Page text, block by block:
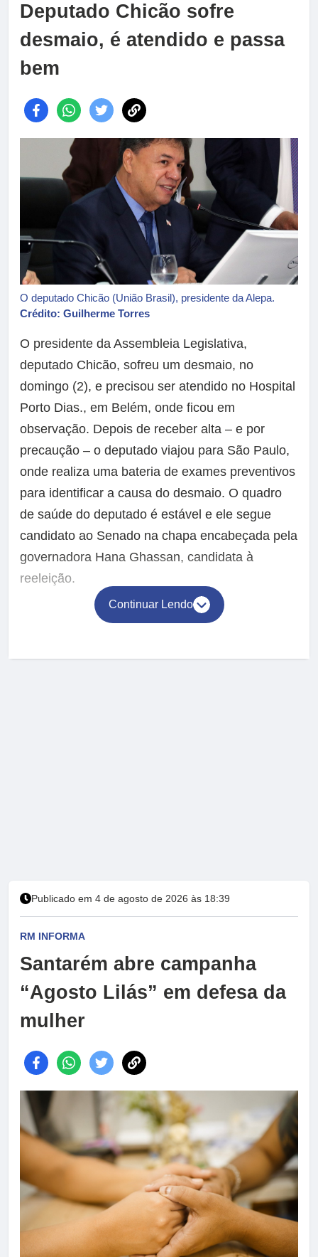
Deputado Chicão sofre
desmaio, é atendido e passa
bem
O deputado Chicão (União Brasil), presidente da Alepa.
Crédito: Guilherme Torres
O presidente da Assembleia Legislativa,
deputado Chicão, sofreu um desmaio, no
domingo (2), e precisou ser atendido no Hospital
Porto Dias., em Belém, onde ficou em
observação. Depois de receber alta – e por
precaução – o deputado viajou para São Paulo,
onde realiza uma bateria de exames preventivos
para identificar a causa do desmaio. O quadro
de saúde do deputado é estável e ele segue
candidato ao Senado na chapa encabeçada pela
governadora Hana Ghassan, candidata à
reeleição.
Continuar Lendo
Publicado em 4 de agosto de 2026 às 18:39
RM INFORMA
Santarém abre campanha
“Agosto Lilás” em defesa da
mulher